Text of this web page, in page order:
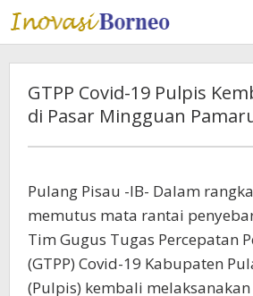
Lewati
ke
konten
GTPP Covid-19 Pulpis
di Pasar Mingguan
Pulang Pisau -IB- Dalam
memutus mata rantai
Tim Gugus Tugas Percepatan
(GTPP) Covid-19 Kabupaten
(Pulpis) kembali